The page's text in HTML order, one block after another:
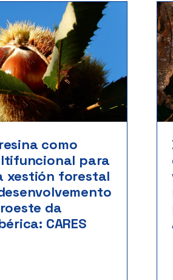
como
para
xestión forestal
da
CARES